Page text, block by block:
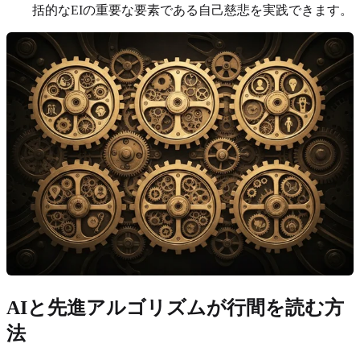
括的なEIの重要な要素である自己慈悲を実践できます。
AIと先進アルゴリズムが行間を読む方
法